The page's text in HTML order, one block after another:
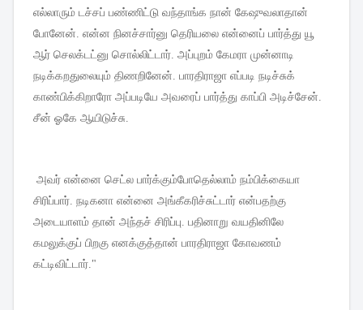
எல்லாரும் டச்சப் பண்ணிட்டு வந்தாங்க நான் கேஷுவலாதான்
போனேன். என்ன நினச்சார்னு தெரியலை என்னைப் பார்த்து யூ
ஆர் செலக்டட்னு சொல்லிட்டார். அப்புறம் கேமரா முன்னாடி
நடிக்கறதுலையும் திணறினேன். பாரதிராஜா எப்படி நடிச்சுக்
காண்பிக்கிறாரோ அப்படியே அவரைப் பார்த்து காப்பி அடிச்சேன்.
சீன் ஓகே ஆயிடுச்சு.
அவர் என்னை செட்ல பார்க்கும்போதெல்லாம் நம்பிக்கையா
சிரிப்பார். நடிகனா என்னை அங்கீகரிச்சுட்டார் என்பதற்கு
அடையாளம் தான் அந்தச் சிரிப்பு. பதினாறு வயதினிலே
கமலுக்குப் பிறகு எனக்குத்தான் பாரதிராஜா கோவணம்
கட்டிவிட்டார்."